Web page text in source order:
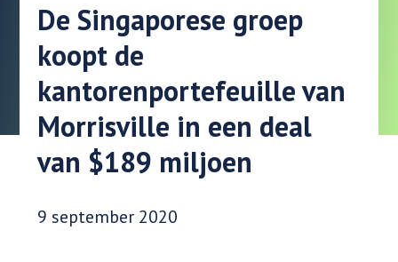
De Singaporese groep
koopt de
kantorenportefeuille van
Morrisville in een deal
van $189 miljoen
Datum gepubliceerd:
9 september 2020